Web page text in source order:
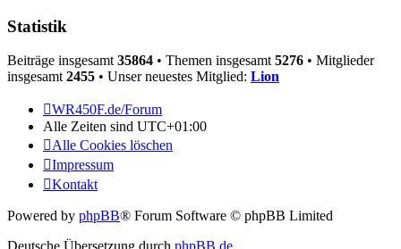
Statistik
Beiträge insgesamt 35864 • Themen insgesamt 5276 • Mitglieder
insgesamt 2455 • Unser neuestes Mitglied: Lion
WR450F.de/Forum
Alle Zeiten sind UTC+01:00
Alle Cookies löschen
Impressum
Kontakt
Powered by phpBB® Forum Software © phpBB Limited